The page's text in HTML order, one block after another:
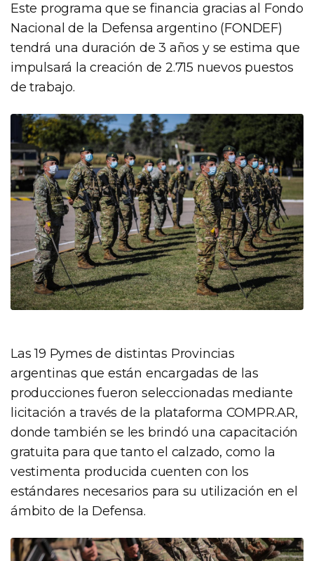
Este programa que se financia gracias al Fondo
Nacional de la Defensa argentino (FONDEF)
tendrá una duración de 3 años y se estima que
impulsará la creación de 2.715 nuevos puestos
de trabajo.
Las 19 Pymes de distintas Provincias
argentinas que están encargadas de las
producciones fueron seleccionadas mediante
licitación a través de la plataforma COMPR.AR,
donde también se les brindó una capacitación
gratuita para que tanto el calzado, como la
vestimenta producida cuenten con los
estándares necesarios para su utilización en el
ámbito de la Defensa.